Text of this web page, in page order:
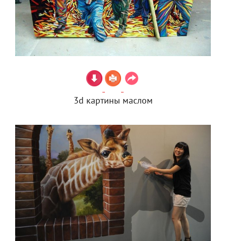
3d картины маслом